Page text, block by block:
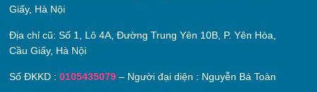
Giấy, Hà Nội
Địa chỉ cũ:Số 1, Lô 4A, Đường Trung Yên 10B, P. Yên Hòa,
Cầu Giấy, Hà Nội
Số ĐKKD :0105435079 – Người đại diện : Nguyễn Bá Toàn